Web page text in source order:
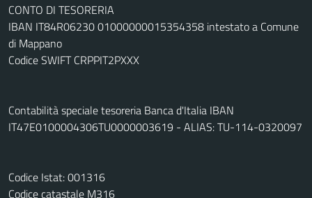
CONTO DI TESORERIA
IBAN IT84R06230 01000000015354358 intestato a Comune
di Mappano
Codice SWIFT CRPPIT2PXXX
Contabilità speciale tesoreria Banca d'Italia IBAN
IT47E0100004306TU0000003619 - ALIAS: TU-114-0320097
Codice Istat: 001316
Codice catastale M316